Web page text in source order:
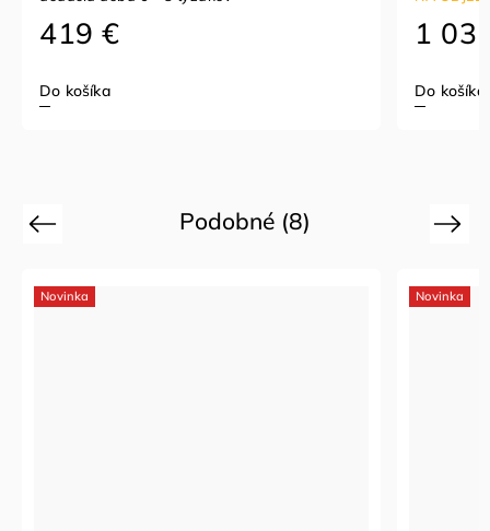
Podobné (8)
Previous
Novinka Novinka
Next